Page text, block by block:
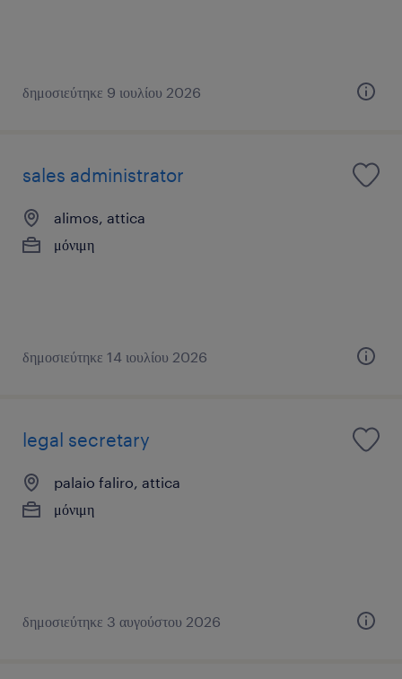
δημοσιεύτηκε 9 ιουλίου 2026
sales administrator
alimos, attica
μόνιμη
δημοσιεύτηκε 14 ιουλίου 2026
legal secretary
palaio faliro, attica
μόνιμη
δημοσιεύτηκε 3 αυγούστου 2026